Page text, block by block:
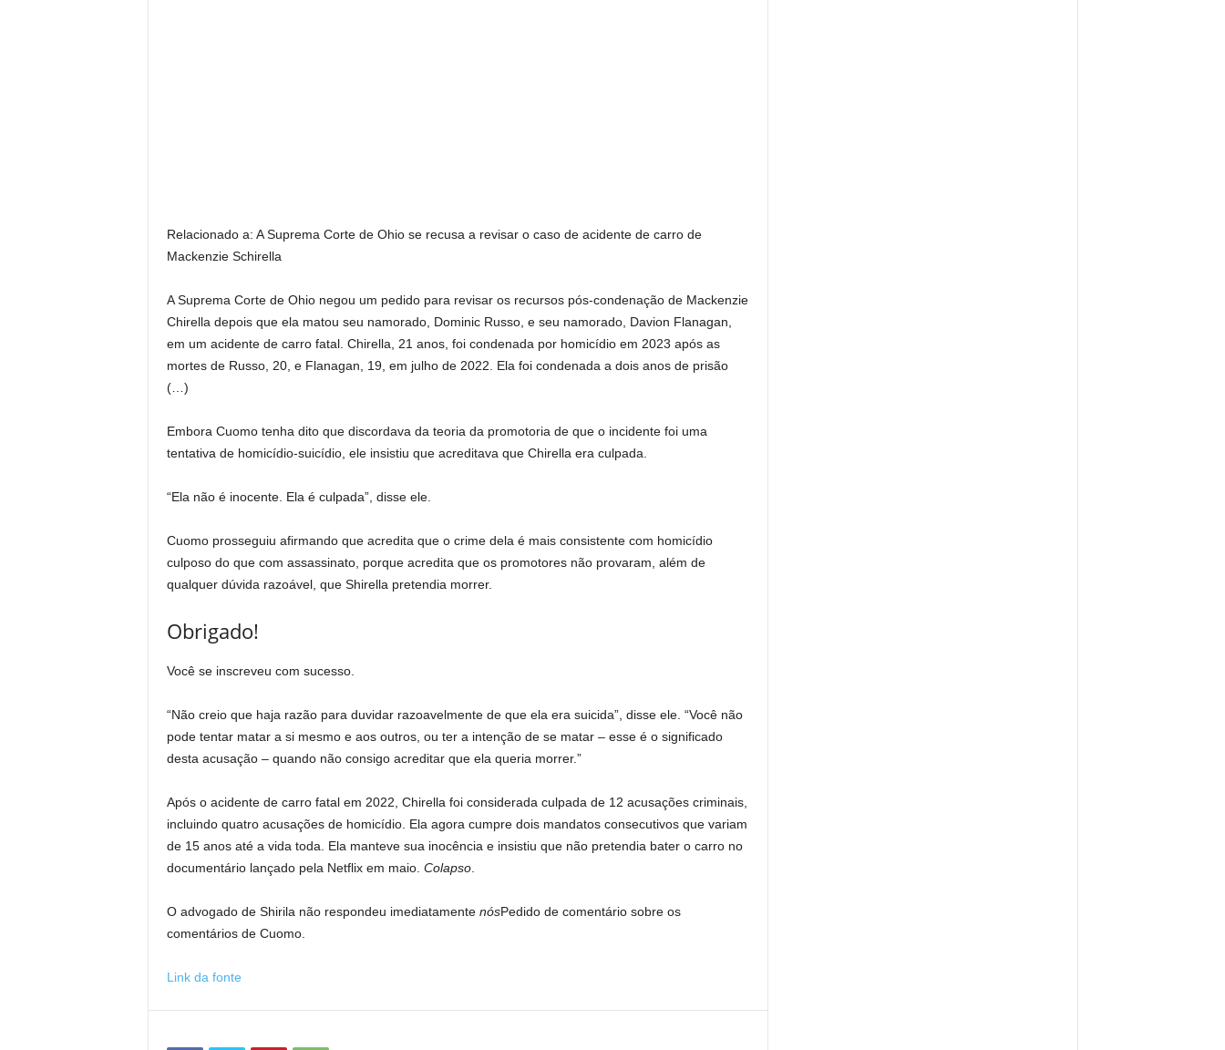
Relacionado a: A Suprema Corte de Ohio se recusa a revisar o caso de acidente de carro de
Mackenzie Schirella
A Suprema Corte de Ohio negou um pedido para revisar os recursos pós-condenação de Mackenzie
Chirella depois que ela matou seu namorado, Dominic Russo, e seu namorado, Davion Flanagan,
em um acidente de carro fatal. Chirella, 21 anos, foi condenada por homicídio em 2023 após as
mortes de Russo, 20, e Flanagan, 19, em julho de 2022. Ela foi condenada a dois anos de prisão
(…)
Embora Cuomo tenha dito que discordava da teoria da promotoria de que o incidente foi uma
tentativa de homicídio-suicídio, ele insistiu que acreditava que Chirella era culpada.
“Ela não é inocente. Ela é culpada”, disse ele.
Cuomo prosseguiu afirmando que acredita que o crime dela é mais consistente com homicídio
culposo do que com assassinato, porque acredita que os promotores não provaram, além de
qualquer dúvida razoável, que Shirella pretendia morrer.
Obrigado!
Você se inscreveu com sucesso.
“Não creio que haja razão para duvidar razoavelmente de que ela era suicida”, disse ele. “Você não
pode tentar matar a si mesmo e aos outros, ou ter a intenção de se matar – esse é o significado
desta acusação – quando não consigo acreditar que ela queria morrer.”
Após o acidente de carro fatal em 2022, Chirella foi considerada culpada de 12 acusações criminais,
incluindo quatro acusações de homicídio. Ela agora cumpre dois mandatos consecutivos que variam
de 15 anos até a vida toda. Ela manteve sua inocência e insistiu que não pretendia bater o carro no
documentário lançado pela Netflix em maio. Colapso.
O advogado de Shirila não respondeu imediatamente nósPedido de comentário sobre os
comentários de Cuomo.
Link da fonte